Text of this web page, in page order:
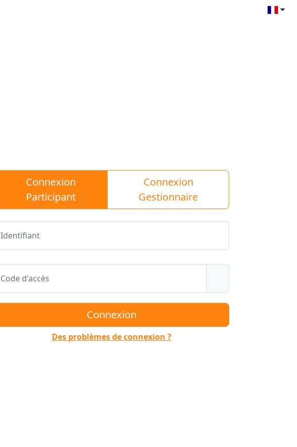
Connexion
Participant
Connexion
Gestionnaire
Identifiant
Code d'accès
Des problèmes de connexion ?